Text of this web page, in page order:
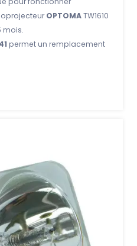
OPTOMATW1610
mois.
permet un remplacement